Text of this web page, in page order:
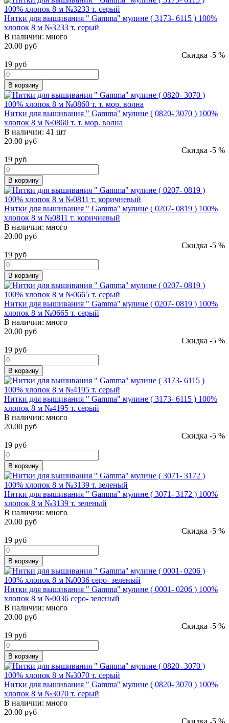
Нитки для вышивания " Gamma" мулине ( 3173- 6115 ) 100%
хлопок 8 м №3233 т. серый
В наличии: много
20.00 руб
Скидка -5 %
19 руб
В корзину
Нитки для вышивания " Gamma" мулине ( 0820- 3070 ) 100%
хлопок 8 м №0860 т. т. мор. волна
В наличии: 41 шт
20.00 руб
Скидка -5 %
19 руб
В корзину
Нитки для вышивания " Gamma" мулине ( 0207- 0819 ) 100%
хлопок 8 м №0811 т. коричневый
В наличии: много
20.00 руб
Скидка -5 %
19 руб
В корзину
Нитки для вышивания " Gamma" мулине ( 0207- 0819 ) 100%
хлопок 8 м №0665 т. серый
В наличии: много
20.00 руб
Скидка -5 %
19 руб
В корзину
Нитки для вышивания " Gamma" мулине ( 3173- 6115 ) 100%
хлопок 8 м №4195 т. серый
В наличии: много
20.00 руб
Скидка -5 %
19 руб
В корзину
Нитки для вышивания " Gamma" мулине ( 3071- 3172 ) 100%
хлопок 8 м №3139 т. зеленый
В наличии: много
20.00 руб
Скидка -5 %
19 руб
В корзину
Нитки для вышивания " Gamma" мулине ( 0001- 0206 ) 100%
хлопок 8 м №0036 серо- зеленый
В наличии: много
20.00 руб
Скидка -5 %
19 руб
В корзину
Нитки для вышивания " Gamma" мулине ( 0820- 3070 ) 100%
хлопок 8 м №3070 т. серый
В наличии: много
20.00 руб
Скидка -5 %